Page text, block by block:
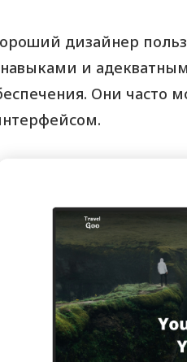
дизайнер
и
Они часто